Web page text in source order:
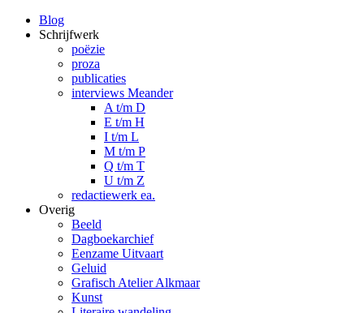
Blog
Schrijfwerk
poëzie
proza
publicaties
interviews Meander
A t/m D
E t/m H
I t/m L
M t/m P
Q t/m T
U t/m Z
redactiewerk ea.
Overig
Beeld
Dagboekarchief
Eenzame Uitvaart
Geluid
Grafisch Atelier Alkmaar
Kunst